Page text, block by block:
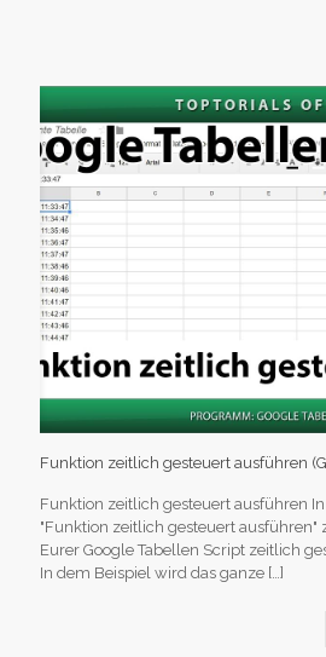
Funktion zeitlich gesteuert ausführen
Funktion zeitlich gesteuert ausführen In
"Funktion zeitlich gesteuert ausführen"
Eurer Google Tabellen Script zeitlich
In dem Beispiel wird das ganze […]